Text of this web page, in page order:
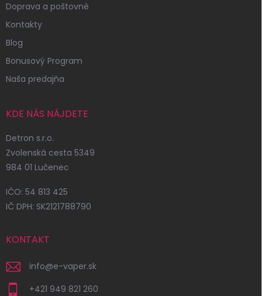
Doprava a poštovné
Kontakty
Blog
Bonusový Program
Naša predajňa
KDE NÁS NÁJDETE
Detron s.r.o.
Zvolenská cesta 5349
984 01 Lučenec
IČO: 54 813 425
IČ DPH: SK2121788790
KONTAKT
info@e-vaper.sk
+421 949 821 260